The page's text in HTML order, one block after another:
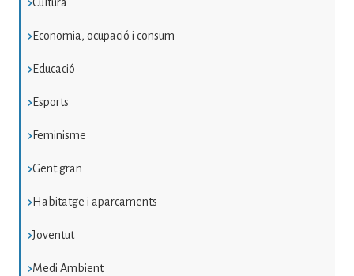
Cultura
Economia, ocupació i consum
Educació
Esports
Feminisme
Gent gran
Habitatge i aparcaments
Joventut
Medi Ambient